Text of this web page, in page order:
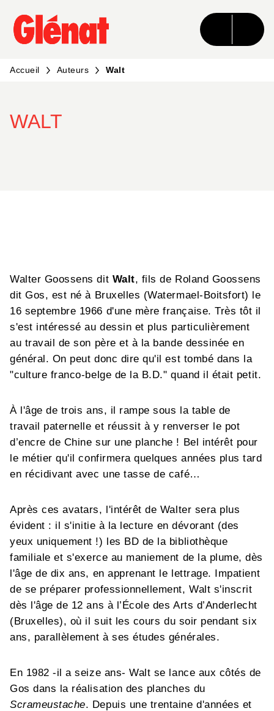
MENU RECHERCHE CONTENU
PIED DE PAGE
Accueil Auteurs Walt
WALT
Walter Goossens dit Walt, fils de Roland Goossens
dit Gos, est né à Bruxelles (Watermael-Boitsfort) le
16 septembre 1966 d'une mère française. Très tôt il
s'est intéressé au dessin et plus particulièrement
au travail de son père et à la bande dessinée en
général. On peut donc dire qu'il est tombé dans la
"culture franco-belge de la B.D." quand il était petit.
À l'âge de trois ans, il rampe sous la table de
travail paternelle et réussit à y renverser le pot
d’encre de Chine sur une planche ! Bel intérêt pour
le métier qu'il confirmera quelques années plus tard
en récidivant avec une tasse de café…
Après ces avatars, l'intérêt de Walter sera plus
évident : il s'initie à la lecture en dévorant (des
yeux uniquement !) les BD de la bibliothèque
familiale et s'exerce au maniement de la plume, dès
l'âge de dix ans, en apprenant le lettrage. Impatient
de se préparer professionnellement, Walt s'inscrit
dès l'âge de 12 ans à l’École des Arts d’Anderlecht
(Bruxelles), où il suit les cours du soir pendant six
ans, parallèlement à ses études générales.
En 1982 -il a seize ans- Walt se lance aux côtés de
Gos dans la réalisation des planches du
Scrameustache. Depuis une trentaine d'années et